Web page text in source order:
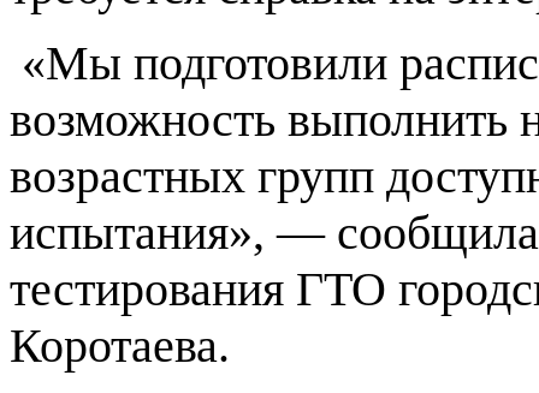
«Мы подготовили
возможность выполнить
возрастных групп
испытания», — сообщила
тестирования ГТО
Коротаева.